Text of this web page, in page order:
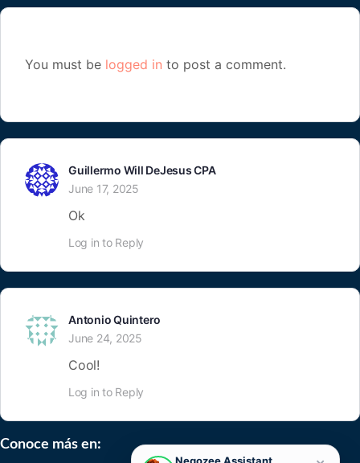
You must be logged in to post a comment.
Guillermo Will DeJesus CPA
June 17, 2025
Ok
Log in to Reply
Antonio Quintero
June 24, 2025
Cool!
Log in to Reply
Conoce más en: